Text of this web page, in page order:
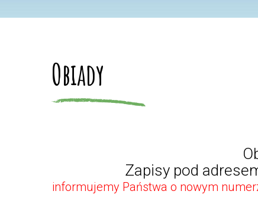
Obiady
Zapisy pod
informujemy Państwa o nowym